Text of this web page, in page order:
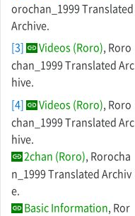
orochan_1999 Translated
Archive.
[3]
Videos (Roro), Roro
chan_1999 Translated Arc
hive.
[4]
Videos (Roro), Roro
chan_1999 Translated Arc
hive.
2chan (Roro), Rorocha
n_1999 Translated Archiv
e.
Basic Information, Ror